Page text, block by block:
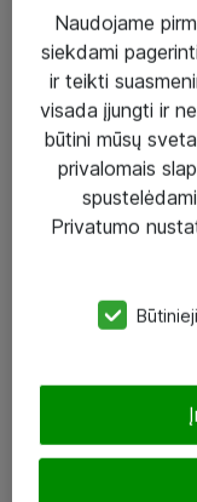
Paslaugos
Sprendimai
Įgyvendinti projektai
Atea ekspertų
eShop@atea.lt
Naudojame
siekdami
ir teikti
visada įjungti ir
būtini mūsų
privalomais
Privatumo
Būtinieji